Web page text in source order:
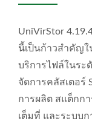
UniVirStor
นี้เป็นก้าวสำคัญใ
บริการไฟล์ในระ
จัดการคลัสเตอร์
การผลิต สแต็กก
เต็มที่ และระบบ